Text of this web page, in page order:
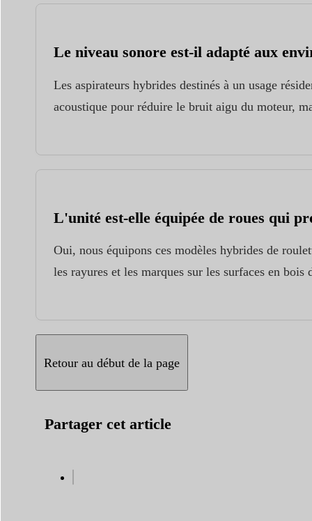
Le niveau sonore est-il adapté aux
Les aspirateurs hybrides destinés à un usage
acoustique pour réduire le bruit aigu du moteur,
L'unité est-elle équipée de roues qui
Oui, nous équipons ces modèles hybrides de
les rayures et les marques sur les surfaces en
Retour au début de la page
Partager cet article